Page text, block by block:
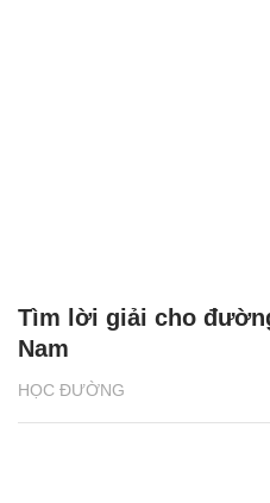
HỌC ĐƯỜNG
Tìm lời giải cho
Nam